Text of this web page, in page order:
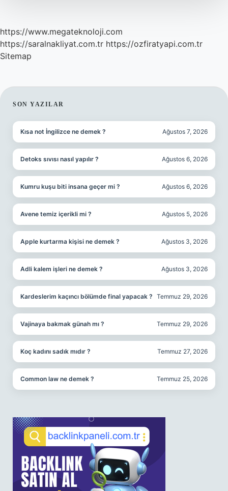
https://www.megateknoloji.com
https://saralnakliyat.com.tr https://ozfiratyapi.com.tr
Sitemap
SIDEBAR
SON YAZILAR
Kısa not İngilizce ne demek ? Ağustos 7, 2026
Detoks sıvısı nasıl yapılır ? Ağustos 6, 2026
Kumru kuşu biti insana geçer mi ? Ağustos 6, 2026
Avene temiz içerikli mi ? Ağustos 5, 2026
Apple kurtarma kişisi ne demek ? Ağustos 3, 2026
Adli kalem işleri ne demek ? Ağustos 3, 2026
Kardeslerim kaçıncı bölümde final yapacak ? Temmuz 29, 2026
Vajinaya bakmak günah mı ? Temmuz 29, 2026
Koç kadını sadık mıdır ? Temmuz 27, 2026
Common law ne demek ? Temmuz 25, 2026